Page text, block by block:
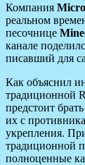
Компания
реальном
песочнице
канале
писавший для
Как объяснил
традиционной
предстоит
их с
укрепления.
традиционной
полноценные